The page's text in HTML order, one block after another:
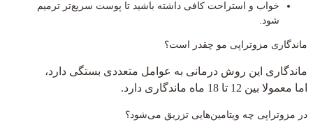
خواب و استراحت کافی داشته باشید تا پوست سریع‌تر ترمیم
شود.
ماندگاری مزوتراپی مو چقدر است؟
ماندگاری این روش درمانی به عوامل متعددی بستگی دارد،
اما معمولا بین 12 تا 18 ماه ماندگاری دارد.
در مزوتراپی چه ویتامین‌هایی تزریق می‌شود؟